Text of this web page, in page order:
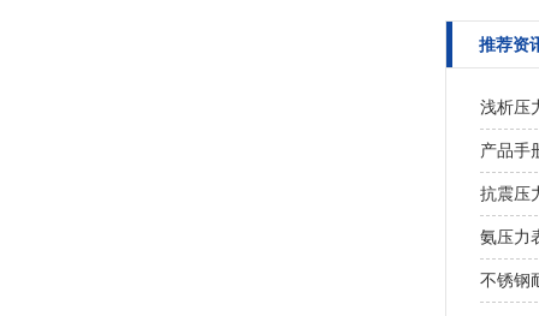
推荐资
浅析压
产品手
抗震压
氨压力
不锈钢